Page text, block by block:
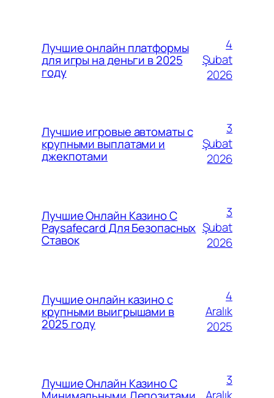
Лучшие онлайн платформы
для игры на деньги в 2025
году
4
Şubat
2026
Лучшие игровые автоматы с
крупными выплатами и
джекпотами
3
Şubat
2026
Лучшие Онлайн Казино С
Paysafecard Для Безопасных
Ставок
3
Şubat
2026
Лучшие онлайн казино с
крупными выигрышами в
2025 году
4
Aralık
2025
Лучшие Онлайн Казино С
3